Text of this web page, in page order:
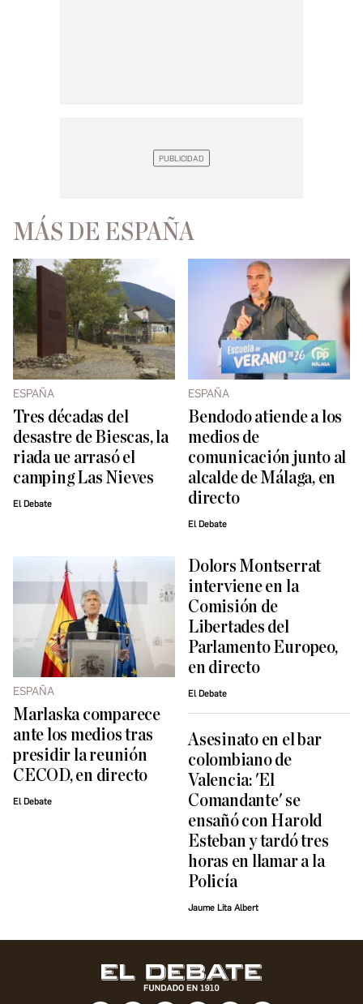
MÁS DE ESPAÑA
ESPAÑA
Tres décadas del
desastre de Biescas, la
riada ue arrasó el
camping Las Nieves
El Debate
ESPAÑA
Bendodo atiende a los
medios de
comunicación junto al
alcalde de Málaga, en
directo
El Debate
ESPAÑA
Marlaska comparece
ante los medios tras
presidir la reunión
CECOD, en directo
El Debate
Dolors Montserrat
interviene en la
Comisión de
Libertades del
Parlamento Europeo,
en directo
El Debate
Asesinato en el bar
colombiano de
Valencia: 'El
Comandante' se
ensañó con Harold
Esteban y tardó tres
horas en llamar a la
Policía
Jaume Lita Albert